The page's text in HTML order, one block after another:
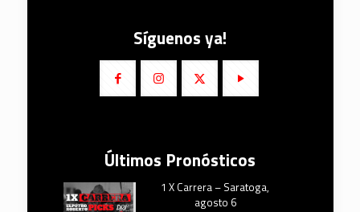
Síguenos ya!
Últimos Pronósticos
1 X Carrera – Saratoga,
agosto 6